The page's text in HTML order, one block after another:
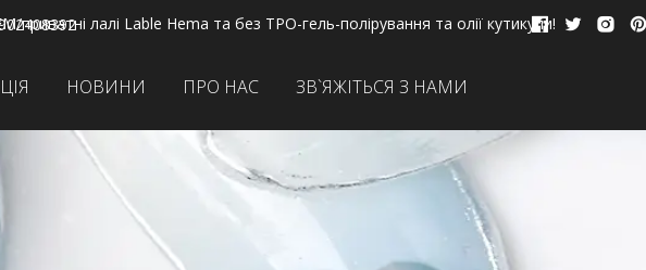
приватні лалі Lable Hema та без TPO-гель-полірування та олії кутикули!
НОВИНИ ПРО НАС ЗВ`ЯЖІТЬСЯ З НАМИ